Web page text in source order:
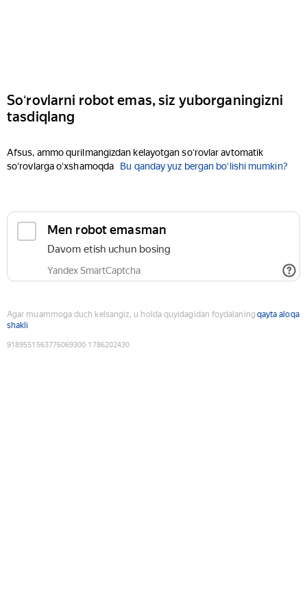
Soʻrovlarni robot emas, siz yuborganingizni
tasdiqlang
Afsus, ammo qurilmangizdan kelayotgan soʻrovlar avtomatik
soʻrovlarga oʻxshamoqda
Bu qanday yuz bergan boʻlishi mumkin?
Men robot emasman
Davom etish uchun bosing
Yandex SmartCaptcha
Agar muammoga duch kelsangiz, u holda quyidagidan foydalaning qayta aloqa
shakli
9189551563776069300:1786202430